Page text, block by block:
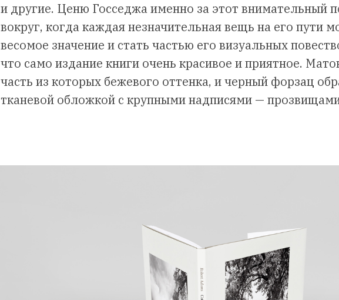
и другие. Ценю Госседжа именно за этот внимательный
вокруг, когда каждая незначительная вещь на его пути
весомое значение и стать частью его визуальных
что само издание книги очень красивое и приятное.
часть из которых бежевого оттенка, и черный форзац
тканевой обложкой с крупными надписями —